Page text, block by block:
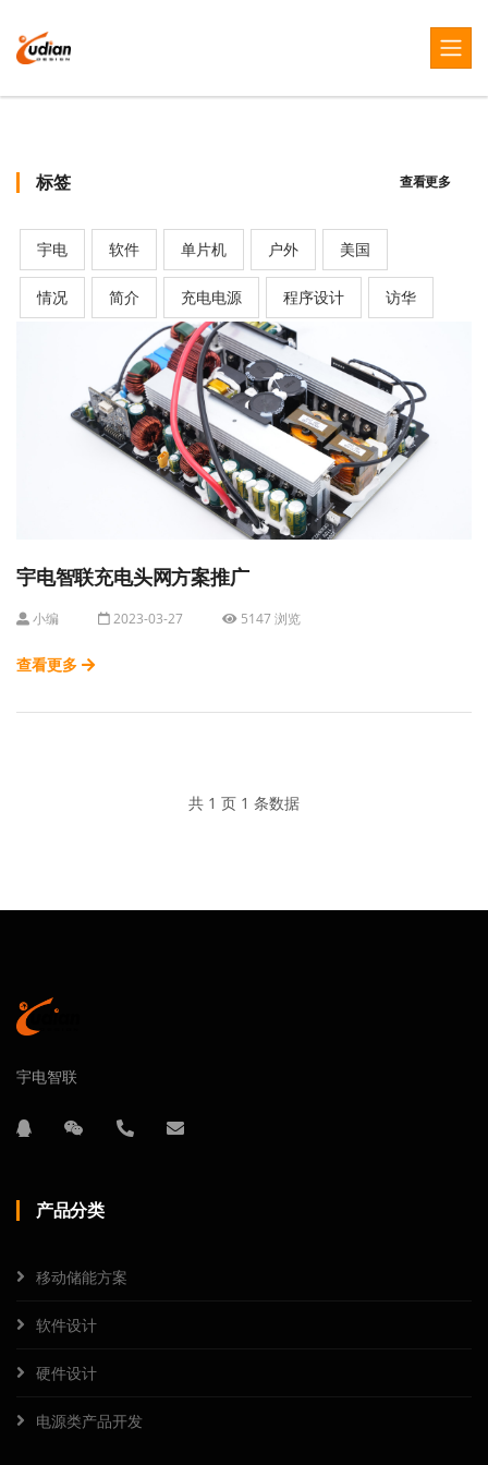
标签 查看更多
宇电 软件 单片机 户外 美国
情况 简介 充电电源 程序设计 访华
宇电智联充电头网方案推广
小编 2023-03-27 5147 浏览
查看更多
共 1 页 1 条数据
宇电智联
产品分类
移动储能方案
软件设计
硬件设计
电源类产品开发